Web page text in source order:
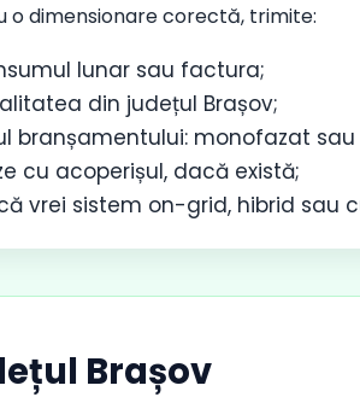
o dimensionare corectă, trimite:
lunar sau factura;
din județul Brașov;
branșamentului: monofazat
cu acoperișul, dacă există;
vrei sistem on-grid, hibrid sau
Brașov